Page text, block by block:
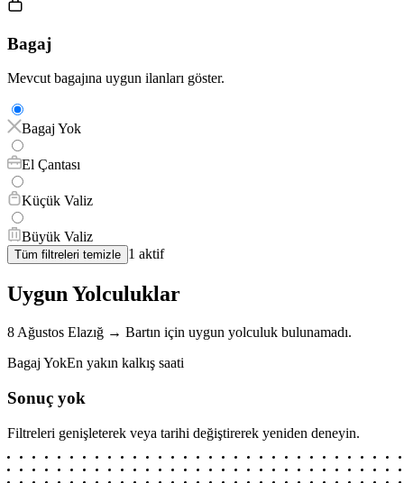
Bagaj
Mevcut bagajına uygun ilanları göster.
Bagaj Yok
El Çantası
Küçük Valiz
Büyük Valiz
Tüm filtreleri temizle 1 aktif
Uygun Yolculuklar
8 Ağustos Elazığ → Bartın için uygun yolculuk bulunamadı.
Bagaj YokEn yakın kalkış saati
Sonuç yok
Filtreleri genişleterek veya tarihi değiştirerek yeniden deneyin.